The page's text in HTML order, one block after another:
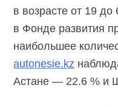
в возрасте от 19 до
в Фонде развития
наибольшее
autonesie.kz
Астане — 22.6 % и